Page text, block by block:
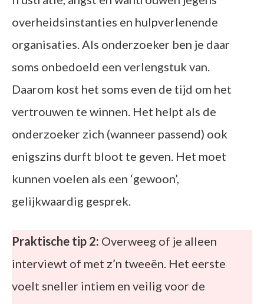
overheidsinstanties en hulpverlenende
organisaties. Als onderzoeker ben je daar
soms onbedoeld een verlengstuk van.
Daarom kost het soms even de tijd om het
vertrouwen te winnen. Het helpt als de
onderzoeker zich (wanneer passend) ook
enigszins durft bloot te geven. Het moet
kunnen voelen als een ‘gewoon’,
gelijkwaardig gesprek.
Praktische tip 2: Overweeg of je alleen
interviewt of met z’n tweeën. Het eerste
voelt sneller intiem en veilig voor de